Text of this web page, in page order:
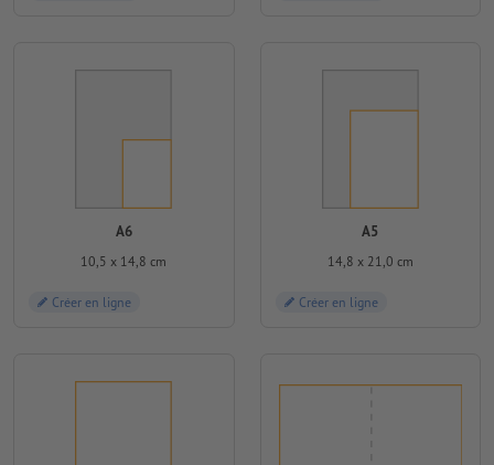
A6
10,5 x 14,8 cm
Créer en ligne
A5
14,8 x 21,0 cm
Créer en ligne